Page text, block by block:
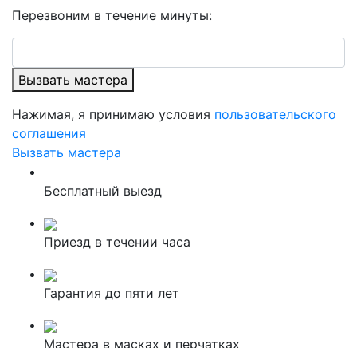
Перезвоним в течение минуты:
Вызвать мастера
Нажимая, я принимаю условия пользовательского
соглашения
Вызвать мастера
Бесплатный выезд
Приезд в течении часа
Гарантия до пяти лет
Мастера в масках и перчатках